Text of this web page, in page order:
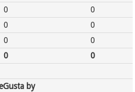
0
0
0
0
0
0
0 0
by